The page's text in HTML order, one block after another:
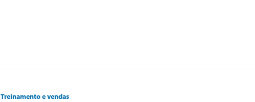
Treinamento e vendas